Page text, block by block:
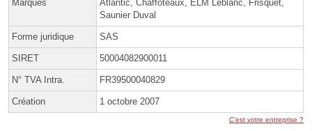
Marques
Atlantic, Chaffoteaux, ELM Leblanc, Frisquet,
Saunier Duval
Forme juridique SAS
SIRET 50004082900011
N° TVA Intra. FR39500040829
Création 1 octobre 2007
C'est votre entreprise ?